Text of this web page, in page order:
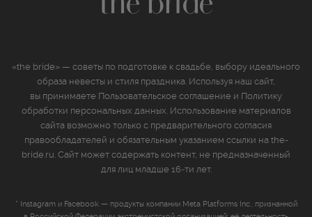
«the bride» — советы по подготовке к свадьбе, выбору идеального
образа невесты и стиля праздника. Используя наш сайт,
вы принимаете Пользовательское соглашение и Политику
обработки персональных данных . Использование материалов
сайта возможно только с предварительного согласия
правообладателей и обязательным указанием ссылки на the-
bride.ru. Сайт может содержать контент, не предназначенный
для лиц младше 16‑ти лет.
* Instagram и Facebook — продукты компании Meta Platforms Inc., признанной